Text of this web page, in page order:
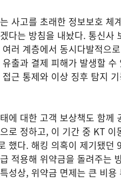
사고를 초래한 정보보호 체
다는 방침을 내놨다. 통신사
러 계층에서 동시다발적으
출과 결제 피해가 발생할
근 통제와 이상 징후 탐지
에 대한 고객 보상책도 함
로 정하고, 이 기간 중 KT
했다. 해킹 의혹이 제기됐던
적용해 위약금을 돌려주는
성상, 위약금 면제는 큰 비